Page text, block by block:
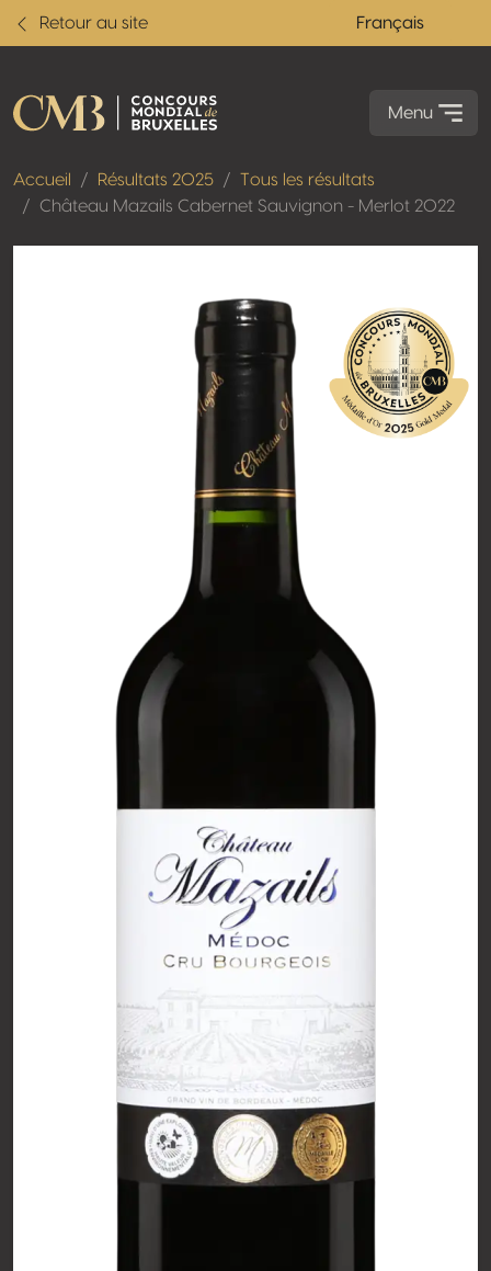
Retour au site Français
Menu
Accueil Résultats 2025
Tous les résultats
Château Mazails Cabernet Sauvignon - Merlot 2022